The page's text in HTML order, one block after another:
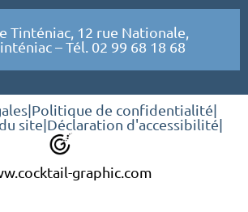
Tinténiac, 12 rue Nationale,
– Tél. 02 99 68 18 68
|Politique de confidentialité|
site|Déclaration d'accessibilité|
graphic.com